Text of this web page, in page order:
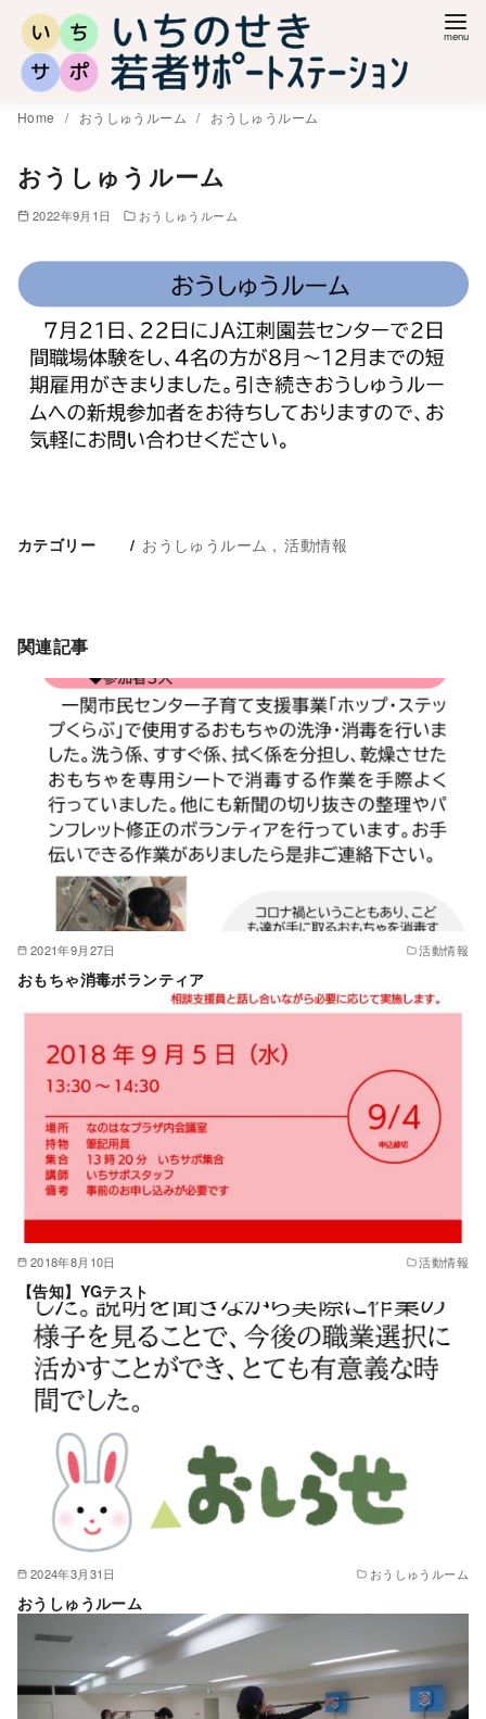
Home おうしゅうルーム おうしゅうルーム
おうしゅうルーム
2022年9月1日 おうしゅうルーム
カテゴリー おうしゅうルーム 活動情報
関連記事
2021年9月27日 活動情報
おもちゃ消毒ボランティア
2018年8月10日 活動情報
【告知】YGテスト
2024年3月31日 おうしゅうルーム
おうしゅうルーム